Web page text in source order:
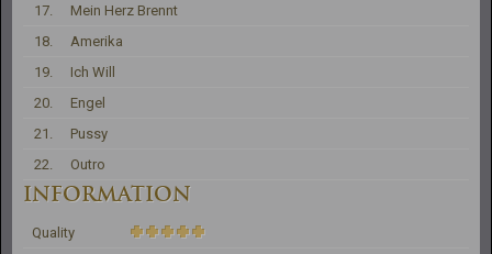
17.
Mein Herz Brennt
18.
Amerika
19.
Ich Will
20.
Engel
21.
Pussy
22.
Outro
INFORMATION
Quality